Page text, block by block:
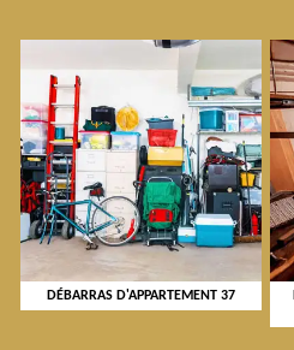
DÉBARRAS D'APPARTEMENT 37